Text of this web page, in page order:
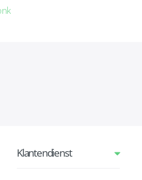
Klantendienst